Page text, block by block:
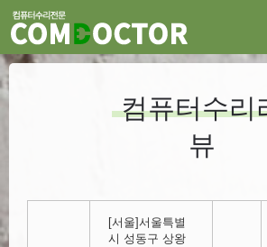
컴퓨터수리
뷰
[서울]서울특별
시 성동구 상왕